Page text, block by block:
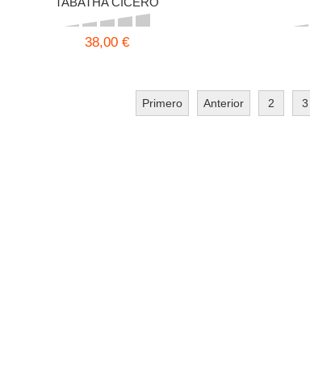
38,00 €
Primero Anterior 2 3